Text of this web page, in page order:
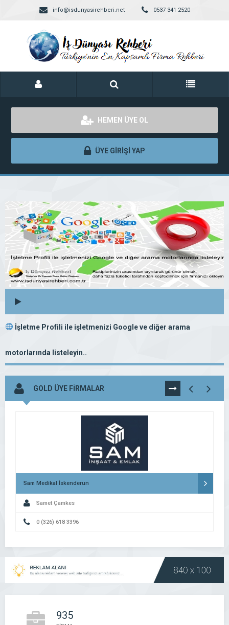
info@isdunyasirehberi.net 0537 341 2520
HEMEN ÜYE OL
ÜYE GİRİŞİ YAP
İşletme Profili ile işletmenizi Google ve diğer arama
motorlarında listeleyin..
GOLD ÜYE FİRMALAR TÜMÜNÜ
GÖR
Sam Medikal İskenderun
Samet Çamkes
0 (326) 618 3396
935